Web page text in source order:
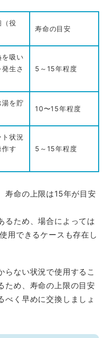
（役
寿命の目安
を吸い
生さ
5 ～ 15年程度
湯を貯
10〜15年程度
状況
作す
5 ～ 15年程度
寿命の上限は15年が目安
るため、場合によっては
用できるケースも存在し
らない状況で使用するこ
ため、寿命の上限の目安
べく早めに交換しましょ